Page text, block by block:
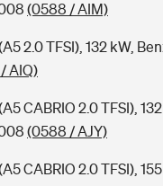
(0588 / AIM)
2.0 TFSI), 132 kW,
AIQ)
CABRIO 2.0 TFSI),
(0588 / AJY)
CABRIO 2.0 TFSI),